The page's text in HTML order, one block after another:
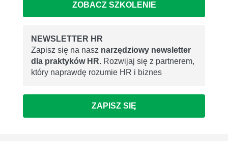
ZOBACZ SZKOLENIE
NEWSLETTER HR
Zapisz się na nasz narzędziowy newsletter
dla praktyków HR. Rozwijaj się z partnerem,
który naprawdę rozumie HR i biznes
ZAPISZ SIĘ